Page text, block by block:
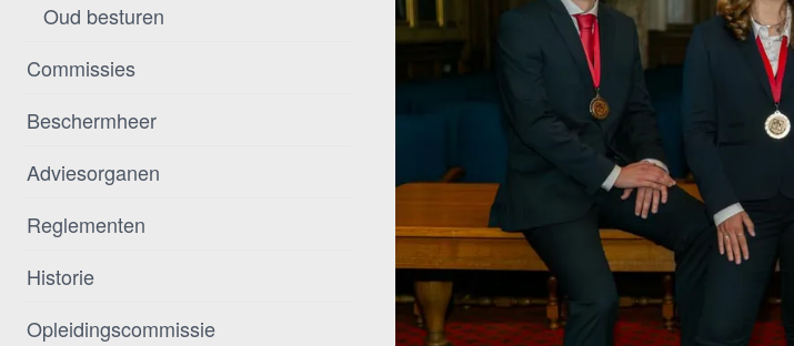
Oud besturen
Commissies
Beschermheer
Adviesorganen
Reglementen
Historie
Opleidingscommissie